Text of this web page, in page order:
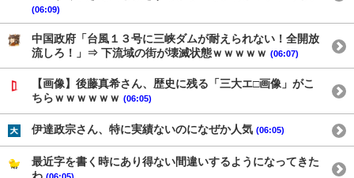
(06:09)
中国政府「台風１３号に三峡ダムが耐えられない！全開放
流しろ！」⇒ 下流域の街が壊滅状態ｗｗｗｗｗ (06:07)
【画像】後藤真希さん、歴史に残る「三大エ□画像」がこ
ちらｗｗｗｗｗｗ (06:05)
伊達政宗さん、特に実績ないのになぜか人気 (06:05)
最近字を書く時にあり得ない間違いするようになってきた